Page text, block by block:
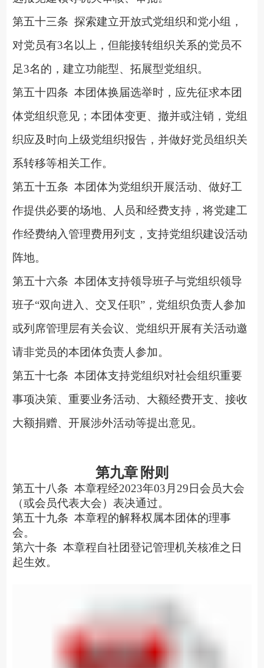
第五十三条 探索建立开放式党组织和党小组，
对党员有3名以上，但能接转组织关系的党员不
足3名的，建立功能型、拓展型党组织。
第五十四条 本团体换届选举时，应先征求本团
体党组织意见；本团体变更、撤并或注销，党组
织应及时向上级党组织报告，并做好党员组织关
系转移等相关工作。
第五十五条 本团体为党组织开展活动、做好工
作提供必要的场地、人员和经费支持，将党建工
作经费纳入管理费用列支，支持党组织建设活动
阵地。
第五十六条 本团体支持领导班子与党组织领导
班子“双向进入、交叉任职”，党组织负责人参加
或列席管理层有关会议、党组织开展有关活动邀
请非党员的本团体负责人参加。
第五十七条 本团体支持党组织对社会组织重要
事项决策、重要业务活动、大额经费开支、接收
大额捐赠、开展涉外活动等提出意见。
第九章 附则
第五十八条 本章程经2023年03月29日会员大会
（或会员代表大会）表决通过。
第五十九条 本章程的解释权属本团体的理事
会。
第六十条 本章程自社团登记管理机关核准之日
起生效。